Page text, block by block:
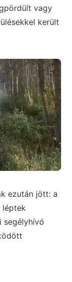
vagy
került
ezután jött: a
léptek
segélyhívó